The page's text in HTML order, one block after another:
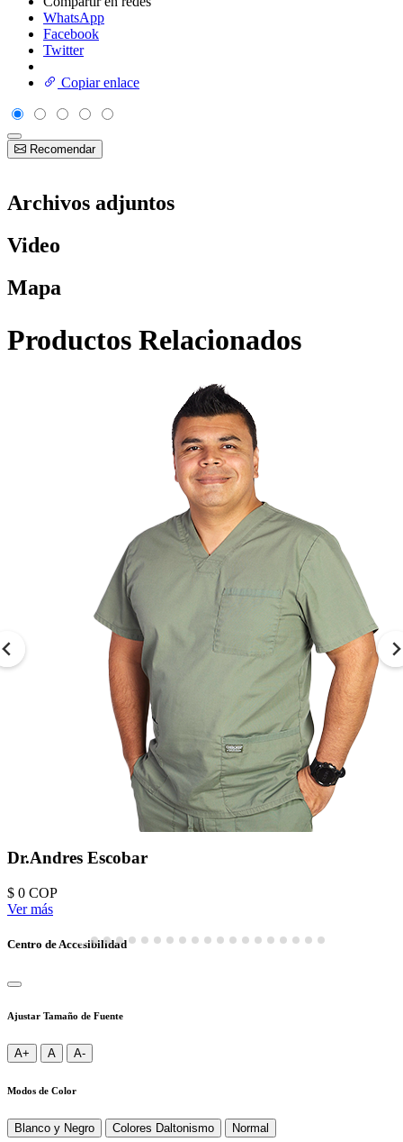
WhatsApp
Facebook
Twitter
Copiar enlace
Recomendar
Archivos adjuntos
Video
Mapa
Productos Relacionados
Dr.Andres Escobar
$ 0 COP
Ver más
Centro de Accesibilidad
Ajustar Tamaño de Fuente
A+ A A-
Modos de Color
Blanco y Negro Colores Daltonismo Normal